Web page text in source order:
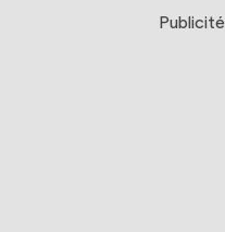
Publicité